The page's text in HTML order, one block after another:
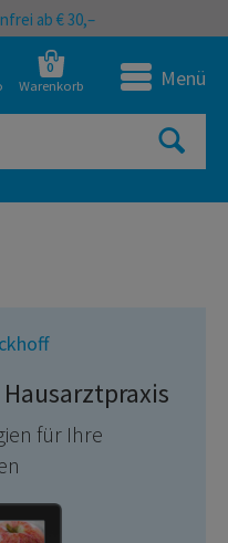
ab € 30,–
0
Warenkorb Menü
für Ihre